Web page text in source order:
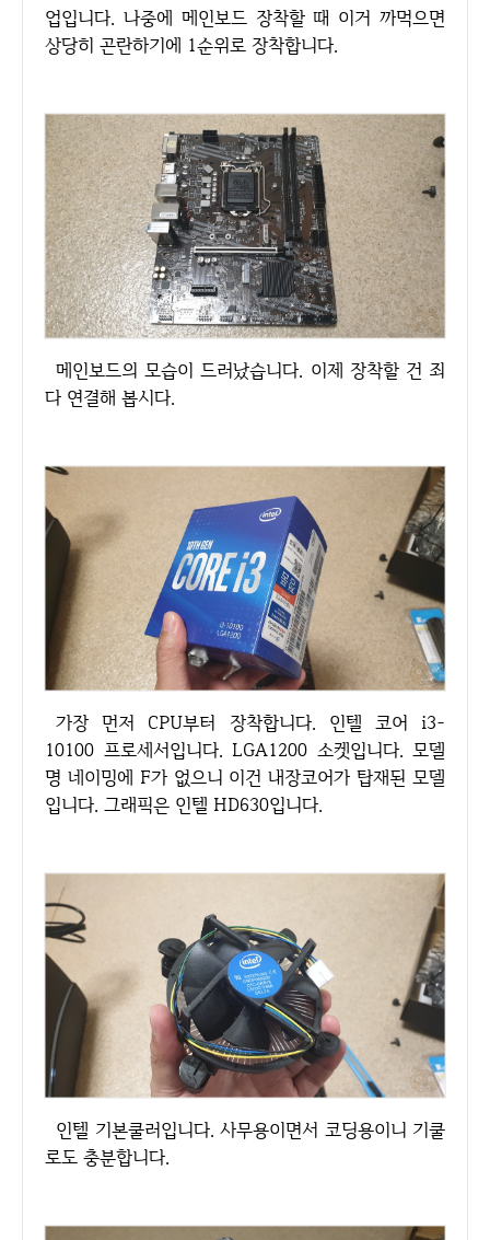
업입니다. 나중에 메인보드 장착할 때 이거 까먹으면
상당히 곤란하기에 1순위로 장착합니다.
메인보드의 모습이 드러났습니다. 이제 장착할 건 죄
다 연결해 봅시다.
가장 먼저 CPU부터 장착합니다. 인텔 코어 i3-
10100 프로세서입니다. LGA1200 소켓입니다. 모델
명 네이밍에 F가 없으니 이건 내장코어가 탑재된 모델
입니다. 그래픽은 인텔 HD630입니다.
인텔 기본쿨러입니다. 사무용이면서 코딩용이니 기쿨
로도 충분합니다.